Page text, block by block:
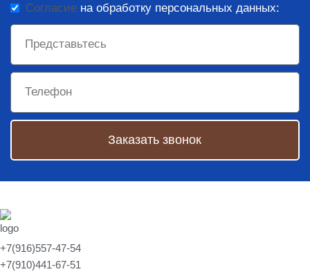
Согласие на обработку персональных данных:
Заказать звонок
+7(916)557-47-54
+7(910)441-67-51